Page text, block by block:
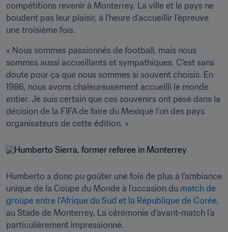
compétitions revenir à Monterrey. La ville et le pays ne
boudent pas leur plaisir, à l’heure d’accueillir l’épreuve
une troisième fois.
« Nous sommes passionnés de football, mais nous
sommes aussi accueillants et sympathiques. C’est sans
doute pour ça que nous sommes si souvent choisis. En
1986, nous avons chaleureusement accueilli le monde
entier. Je suis certain que ces souvenirs ont pesé dans la
décision de la FIFA de faire du Mexique l’un des pays
organisateurs de cette édition. »
Humberto a donc pu goûter une fois de plus à l’ambiance
unique de la Coupe du Monde à l’occasion du match de
groupe entre l’Afrique du Sud et la République de Corée,
au Stade de Monterrey. La cérémonie d’avant-match l’a
particulièrement impressionné.